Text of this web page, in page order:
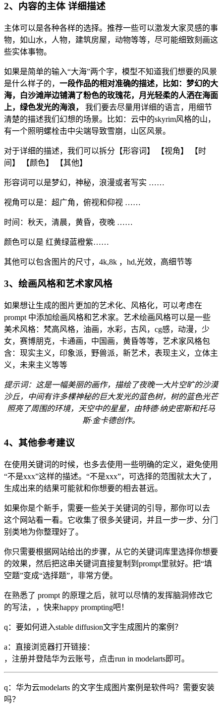
2、内容的主体 详细描述
主体可以是各种各样的选择。推荐一些可以激发大家灵感的事
物，如山水，人物，建筑房屋，动物等等，尽可能细致刻画这
些实体事物。
如果是简单的输入“大海”两个字，模型不知道我们想要的风景
是什么样子的， 一段作品的相对准确的描述，比如：梦幻的大
海，白沙滩岸边铺满了粉色的玫瑰花，月光轻柔的人洒在海面
上，绿色发光的海浪，
我们要去尽量用详细的语言，用细节
清楚的描述我们幻想的场景。比如：云中的skyrim风格的山，
有一个照明螺栓击中尖端导致雪崩，山区风景。
对于详细的描述，我们可以拆分【形容词】 【视角】 【时
间】 【颜色】 【其他】
形容词可以是梦幻，神秘，浪漫或者写实 ……
视角可以是：超广角，俯视和仰视 ……
时间：秋天，清晨，黄昏，夜晚 ……
颜色可以是 红黄绿蓝橙紫……
其他可以包含图片的尺寸，4k,8k ，hd,光效，高细节等
3、 绘画风格和艺术家风格
如果想让生成的图片更加的艺术化、风格化，可以考虑在
prompt 中添加绘画风格和艺术家。艺术绘画风格可以是一些
美术风格：梵高风格，油画，水彩，古风，cg感，动漫，少
女，赛博朋克，卡通画，中国画，黄昏等等，艺术家风格包
含：现实主义，印象派，野兽派，新艺术，表现主义，立体主
义，未来主义等等
提示词：这是一幅美丽的画作，描绘了夜晚一大片空旷的沙漠
沙丘，中间有许多棵神秘的巨大发光的蓝色树，树的蓝色光芒
照亮了周围的环境，天空中的星星，由特德·纳史密斯和托马
斯·金卡德创作。
4、其他参考建议
在使用关键词的时候，也多去使用一些明确的定义，避免使用
“不是xxx”这样的描述。“不是xxx”，可选择的范围就太大了，
生成出来的结果可能就和你想要的相去甚远。
如果你是个新手，需要一些关于关键词的引导，那你可以去
这个网站看一看。它收集了很多关键词，并且一步一步、分门
别类地为你整理好了。
你只需要根据网站给出的步骤，从它的关键词库里选择你想要
的效果，然后把这串关键词直接复制到prompt里就好。把“填
空题”变成“选择题”，非常方便。
在熟悉了 prompt 的原理之后，就可以尽情的发挥脑洞修改它
的写法，，快来happy prompting吧！
q：要如何进入stable diffusion文字生成图片的案例？
a：直接浏览器打开链接：
，注册并登陆华为云账号，点击run in modelarts即可。
q：华为云modelarts 的文字生成图片案例是软件吗？需要安装
吗？